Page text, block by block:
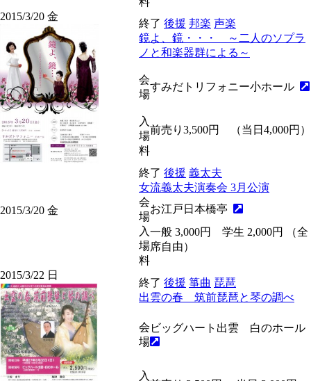
2015/3/20 金
終了 後援 邦楽 声楽
鏡よ、鏡・・・ ～二人のソプラ
ノと和楽器群による～
会
場
すみだトリフォニー小ホール
入
場
料
前売り3,500円 （当日4,000円）
2015/3/20 金
終了 後援 義太夫
女流義太夫演奏会 3月公演
会
場
お江戸日本橋亭
入
場
料
一般 3,000円 学生 2,000円 （全
席自由）
2015/3/22 日
終了 後援 箏曲 琵琶
出雲の春 筑前琵琶と琴の調べ
会
場
ビッグハート出雲 白のホール
入